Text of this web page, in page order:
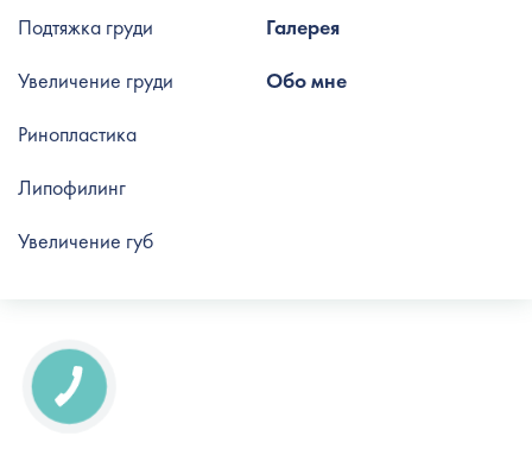
Галерея
Обо мне
Подтяжка груди
Увеличение груди
Ринопластика
Липофилинг
Увеличение губ